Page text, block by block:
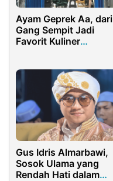
Ayam Geprek Aa, dari
Gang Sempit Jadi
Favorit Kuliner
Gus Idris Almarbawi,
Sosok Ulama yang
Rendah Hati dalam